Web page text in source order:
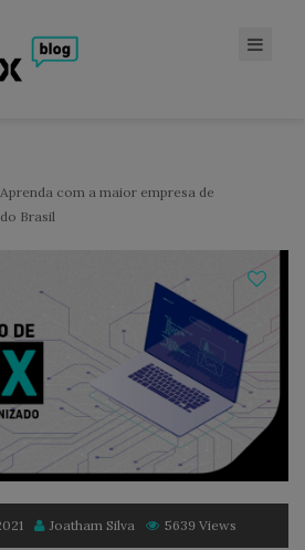
com a maior empresa de
Brasil
Joatham Silva 5639 Views